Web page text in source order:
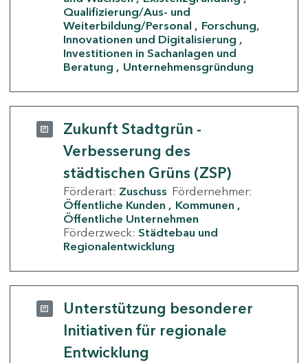
Qualifizierung/Aus- und
Weiterbildung/Personal
Forschung,
Innovationen und Digitalisierung
Investitionen in Sachanlagen und
Beratung
Unternehmensgründung
Zukunft Stadtgrün -
Verbesserung des
städtischen Grüns (ZSP)
Förderart: Zuschuss Fördernehmer:
Öffentliche Kunden
Kommunen
Öffentliche Unternehmen
Förderzweck: Städtebau und
Regionalentwicklung
Unterstützung besonderer
Initiativen für regionale
Entwicklung